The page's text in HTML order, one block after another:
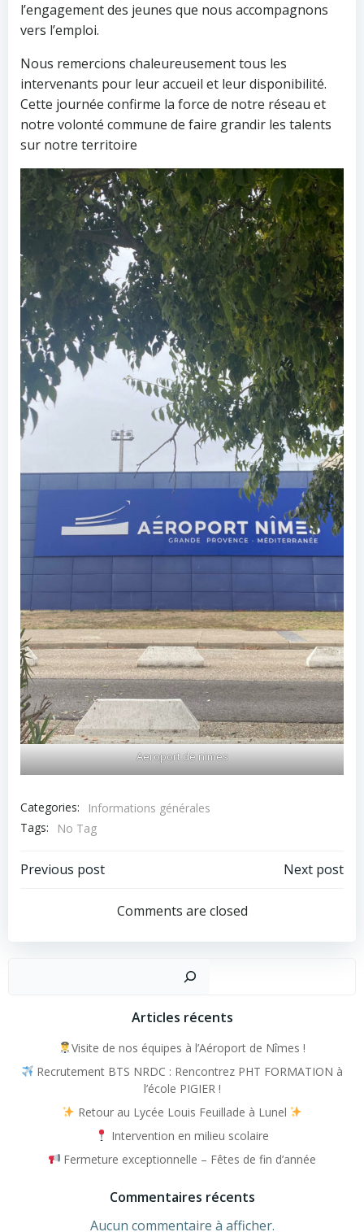
l’engagement des jeunes que nous accompagnons
vers l’emploi.
Nous remercions chaleureusement tous les
intervenants pour leur accueil et leur disponibilité.
Cette journée confirme la force de notre réseau et
notre volonté commune de faire grandir les talents
sur notre territoire
Aeroport de nimes
Categories:
Informations générales
Tags:
No Tag
Post
navigation
Previous post
navigation
Next post
Comments are closed
Articles récents
Visite de nos équipes à l’Aéroport de Nîmes !
Recrutement BTS NRDC : Rencontrez PHT FORMATION à
l’école PIGIER !
Retour au Lycée Louis Feuillade à Lunel
Intervention en milieu scolaire
Fermeture exceptionnelle – Fêtes de fin d’année
Commentaires récents
Aucun commentaire à afficher.